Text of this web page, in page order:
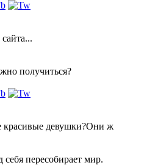
получиться?
красивые девушки?Они ж
пересобирает мир.